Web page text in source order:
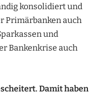
konsolidiert und
Primärbanken auch
und
Bankenkrise auch
Damit haben